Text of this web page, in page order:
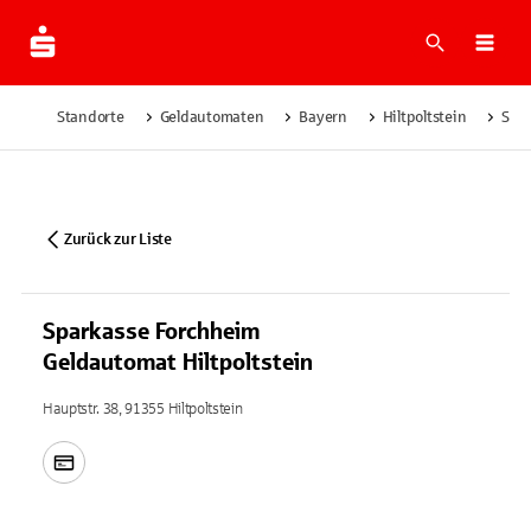
Suche
Standorte Geldautomaten Bayern Hiltpoltstein
Zurück zur Liste
Sparkasse Forchheim
Geldautomat Hiltpoltstein
Hauptstr. 38, 91355 Hiltpoltstein